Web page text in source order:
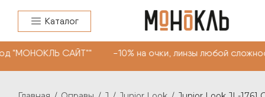
Каталог
САЙТ"" -10% на очки, линзы любой